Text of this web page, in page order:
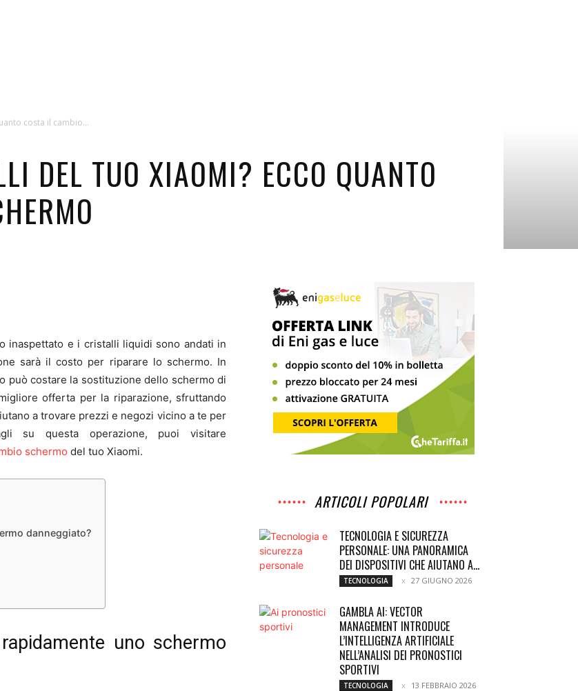
costa il cambio...
DEL TUO XIAOMI? ECCO QUANTO
inaspettato e i cristalli liquidi sono andati in
sarà il costo per riparare lo schermo. In
può costare la sostituzione dello schermo di
offerta per la riparazione, sfruttando
a trovare prezzi e negozi vicino a te per
su questa operazione, puoi visitare
schermo del tuo Xiaomi.
danneggiato?
uno schermo
ARTICOLI POPOLARI
TECNOLOGIA E SICUREZZA
PERSONALE: UNA PANORAMICA
DEI DISPOSITIVI CHE AIUTANO A...
TECNOLOGIA 27 GIUGNO 2026
GAMBLA AI: VECTOR
MANAGEMENT INTRODUCE
L’INTELLIGENZA ARTIFICIALE
NELL’ANALISI DEI PRONOSTICI
SPORTIVI
TECNOLOGIA 13 FEBBRAIO 2026